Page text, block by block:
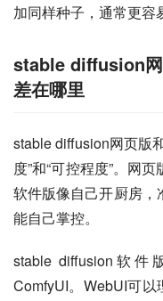
加同样种子，通常更容
stable diffusion网
差在哪里
stable diffusion网页版
度”和“可控程度”。网
软件版像自己开厨房
能自己掌控。
stable diffusion软
ComfyUI。WebUI可以